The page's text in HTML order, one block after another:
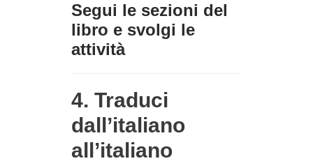
Segui le sezioni del
libro e svolgi le
attività
4. Traduci
dall’italiano
all’italiano